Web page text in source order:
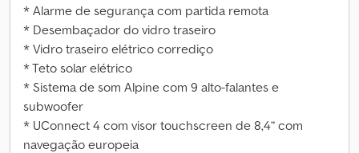
* Alarme de segurança com partida remota
* Desembaçador do vidro traseiro
* Vidro traseiro elétrico corrediço
* Teto solar elétrico
* Sistema de som Alpine com 9 alto-falantes e
subwoofer
* UConnect 4 com visor touchscreen de 8,4” com
navegação europeia